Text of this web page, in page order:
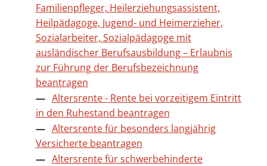
Familienpfleger, Heilerziehungsassistent,
Heilpädagoge, Jugend- und Heimerzieher,
Sozialarbeiter, Sozialpädagoge mit
ausländischer Berufsausbildung – Erlaubnis
zur Führung der Berufsbezeichnung
beantragen
Altersrente - Rente bei vorzeitigem Eintritt
in den Ruhestand beantragen
Altersrente für besonders langjährig
Versicherte beantragen
Altersrente für schwerbehinderte